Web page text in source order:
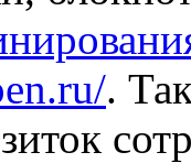
.